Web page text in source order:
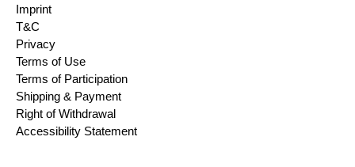
Imprint
T&C
Privacy
Terms of Use
Terms of Participation
Shipping & Payment
Right of Withdrawal
Accessibility Statement